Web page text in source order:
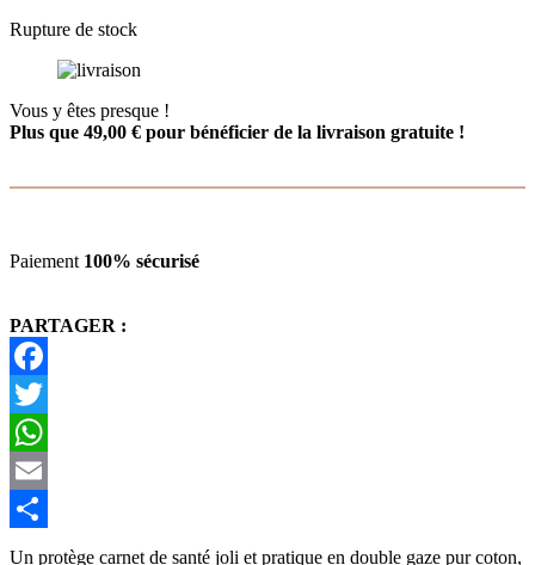
Rupture de stock
Vous y êtes presque !
Plus que 49,00 € pour bénéficier de la livraison gratuite !
Paiement 100% sécurisé
PARTAGER :
Facebook
Twitter
WhatsApp
Email
Partager
Un protège carnet de santé joli et pratique en double gaze pur coton,